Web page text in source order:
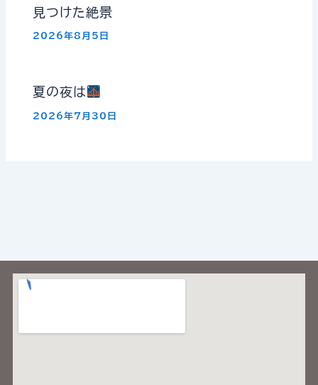
見つけた絶景
2026年8月5日
夏の夜は
2026年7月30日